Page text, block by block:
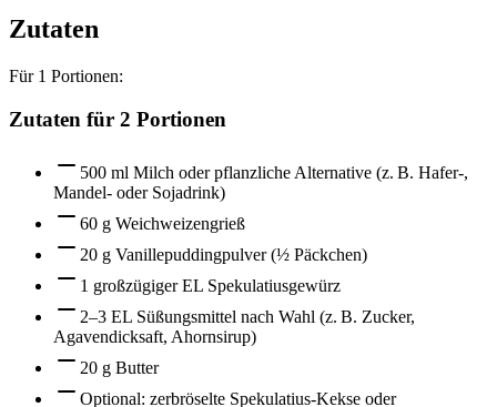
Zutaten
Für 1 Portionen:
Zutaten für 2 Portionen
500 ml Milch oder pflanzliche Alternative (z. B. Hafer-,
Mandel- oder Sojadrink)
60 g Weichweizengrieß
20 g Vanillepuddingpulver (½ Päckchen)
1 großzügiger EL Spekulatiusgewürz
2–3 EL Süßungsmittel nach Wahl (z. B. Zucker,
Agavendicksaft, Ahornsirup)
20 g Butter
Optional: zerbröselte Spekulatius-Kekse oder